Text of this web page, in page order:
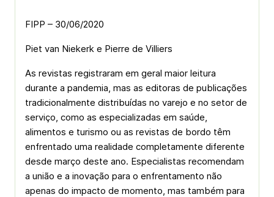
FIPP – 30/06/2020
Piet van Niekerk e Pierre de Villiers
As revistas registraram em geral maior leitura
durante a pandemia, mas as editoras de publicações
tradicionalmente distribuídas no varejo e no setor de
serviço, como as especializadas em saúde,
alimentos e turismo ou as revistas de bordo têm
enfrentado uma realidade completamente diferente
desde março deste ano. Especialistas recomendam
a união e a inovação para o enfrentamento não
apenas do impacto de momento, mas também para